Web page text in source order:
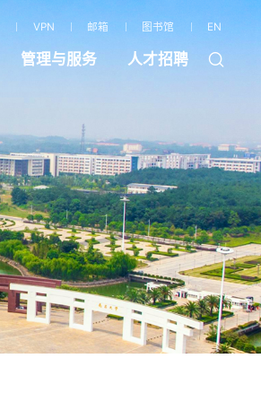
VPN 邮箱 图书馆 EN
管理与服务 人才招聘